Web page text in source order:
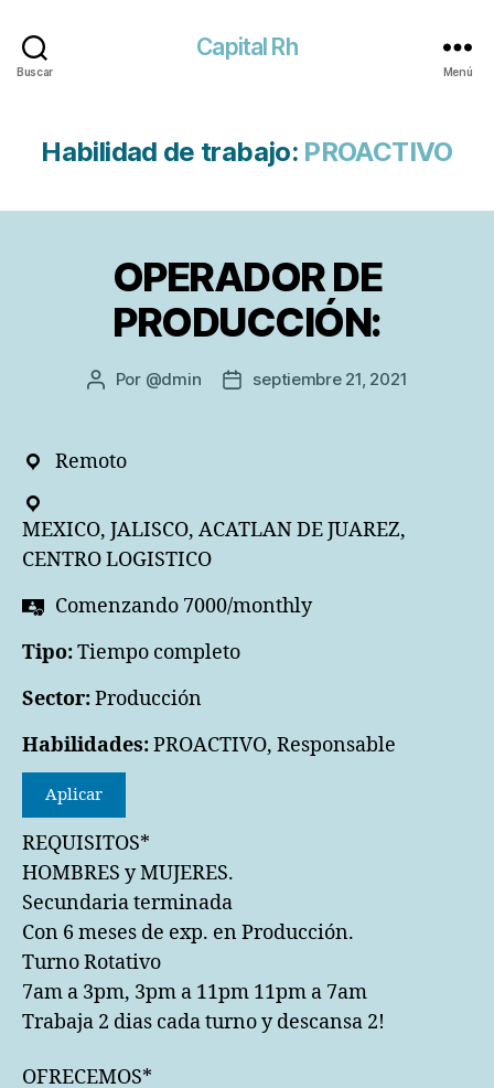
Buscar
Capital Rh
Menú
Habilidad de trabajo: PROACTIVO
OPERADOR DE
PRODUCCIÓN:
Autor
entrada
Por @dmin
Fechaseptiembre 21, 2021
Remoto
MEXICO, JALISCO, ACATLAN DE JUAREZ,
CENTRO LOGISTICO
Comenzando 7000/monthly
Tipo:Tiempo completo
Sector:Producción
Habilidades:PROACTIVO, Responsable
Aplicar
REQUISITOS*
HOMBRES y MUJERES.
Secundaria terminada
Con 6 meses de exp. en Producción.
Turno Rotativo
7am a 3pm, 3pm a 11pm 11pm a 7am
Trabaja 2 dias cada turno y descansa 2!
OFRECEMOS*